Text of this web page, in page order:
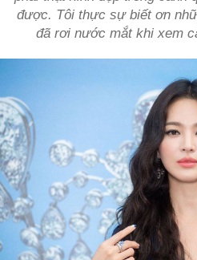
được. Tôi thực sự biết ơn
đã rơi nước mắt khi xem